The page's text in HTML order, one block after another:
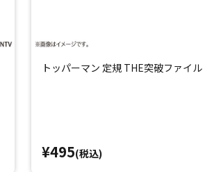
トッパーマン 定規 THE突破ファイル
¥495(税込)